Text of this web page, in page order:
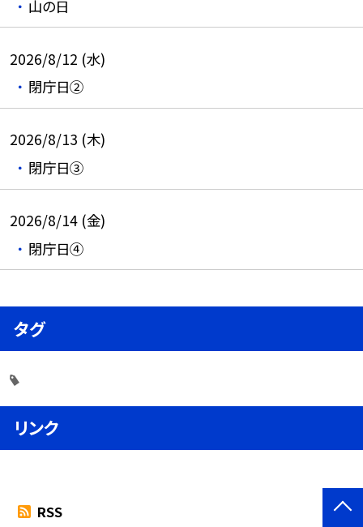
山の日
2026/8/12 (水)
閉庁日②
2026/8/13 (木)
閉庁日③
2026/8/14 (金)
閉庁日④
タグ
リンク
RSS